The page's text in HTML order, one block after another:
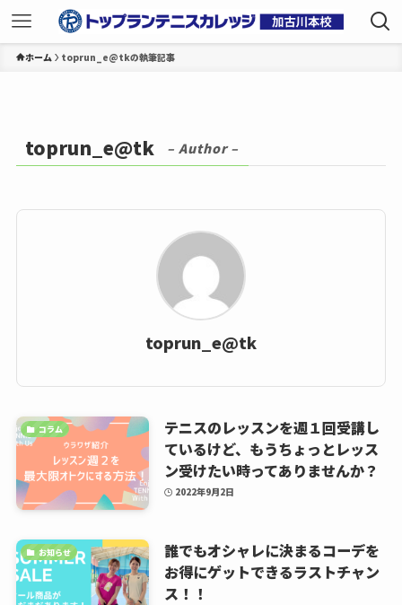
ホーム toprun_e@tkの執筆記事
toprun_e@tk – Author –
toprun_e@tk
コラム
テニスのレッスンを週１回受講し
ているけど、もうちょっとレッス
ン受けたい時ってありませんか？
2022年9月2日
お知らせ
誰でもオシャレに決まるコーデを
お得にゲットできるラストチャン
ス！！